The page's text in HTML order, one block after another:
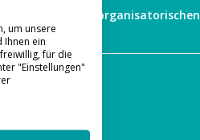
ist leider aus organisatorischen
um unsere
Ihnen ein
für die
"Einstellungen"